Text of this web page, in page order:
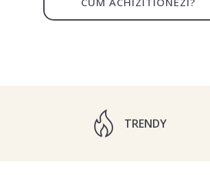
TRENDY